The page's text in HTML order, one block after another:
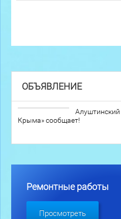
ОБЪЯВЛЕНИЕ
Крыма» сообщает!
Ремонтные работы
Просмотреть